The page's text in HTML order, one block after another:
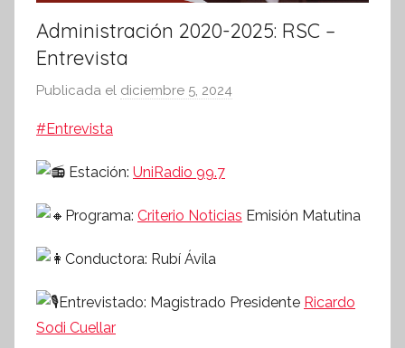
Administración 2020-2025: RSC –
Entrevista
Publicada el diciembre 5, 2024
i
#Entrevista
Estación: UniRadio 99.7
Programa: Criterio Noticias Emisión Matutina
Conductora: Rubí Ávila
Entrevistado: Magistrado Presidente Ricardo
Sodi Cuellar